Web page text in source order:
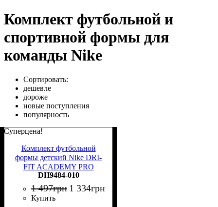
Комплект футбольной и
спортивной формы для
команды Nike
Сортировать:
дешевле
дороже
новые поступления
популярность
Суперцена!
Комплект футбольной
формы детский Nike DRI-
FIT ACADEMY PRO
черно-салатовый DH9484-
010
DH9484-010
1 497грн 1 334грн
Купить